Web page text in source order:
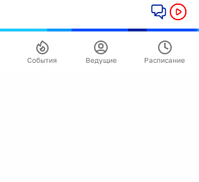
События Ведущие Расписание